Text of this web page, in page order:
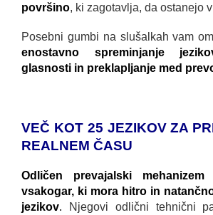
površino, ki zagotavlja, da ostanejo
Posebni gumbi na slušalkah vam
enostavno spreminjanje
glasnosti in preklapljanje med
VEČ KOT 25 JEZIKOV ZA
REALNEM ČASU
Odličen prevajalski
vsakogar, ki mora hitro in
jezikov.
Njegovi odlični tehnični